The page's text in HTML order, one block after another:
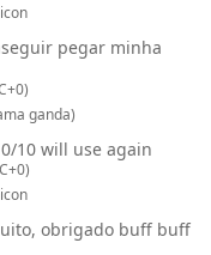
pegar minha
ganda)
10 will use again
obrigado buff buff